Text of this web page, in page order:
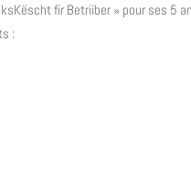
fir Betriiber » pour ses 5
: